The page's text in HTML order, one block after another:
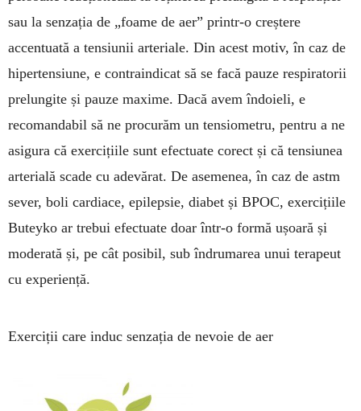
sau la senzația de „foame de aer” printr-o creștere
accentuată a tensiunii arteriale. Din acest motiv, în caz de
hiper­tensiune, e contraindicat să se facă pauze respira­torii
prelungite și pauze maxime. Dacă avem în­doieli, e
recomandabil să ne procurăm un tensio­metru, pentru a ne
asigura că exercițiile sunt efec­tua­te corect și că tensiunea
arterială scade cu ade­vărat. De asemenea, în caz de astm
sever, boli car­diace, epilepsie, diabet și BPOC, exercițiile
Bu­teyko ar trebui efectuate doar într-o formă ușoară și
moderată și, pe cât posibil, sub îndrumarea unui terapeut
cu experiență.
Exerciții care induc senzația de nevoie de aer